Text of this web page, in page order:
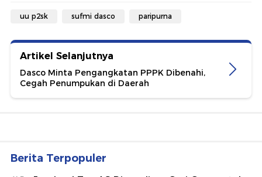
uu p2sk sufmi dasco paripurna
Artikel Selanjutnya
Dasco Minta Pengangkatan PPPK Dibenahi,
Cegah Penumpukan di Daerah